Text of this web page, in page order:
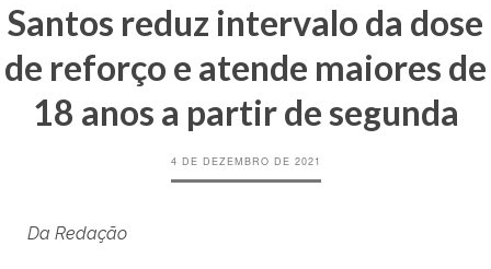
Santos reduz intervalo da dose
de reforço e atende maiores de
18 anos a partir de segunda
4 DE DEZEMBRO DE 2021
Da Redação